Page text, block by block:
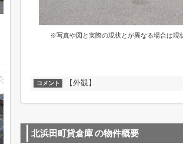
※写真や図と実際の現状とが異なる場合は現
コメント 【外観】
北浜田町貸倉庫の物件概要